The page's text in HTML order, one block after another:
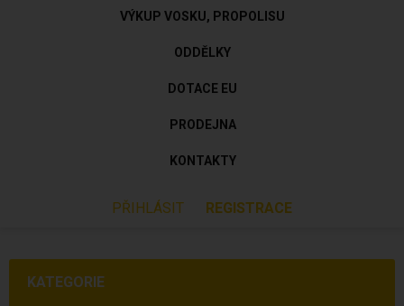
VÝKUP VOSKU, PROPOLISU
ODDĚLKY
DOTACE EU
PRODEJNA
KONTAKTY
PŘIHLÁSIT REGISTRACE
KATEGORIE